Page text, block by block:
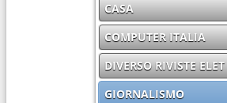
CASA
COMPUTER ITALIA
DIVERSO RIVISTE ELET
GIORNALISMO